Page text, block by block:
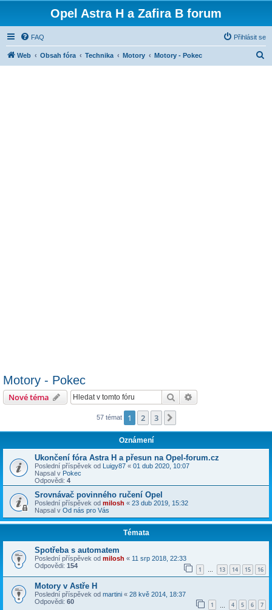
Opel Astra H a Zafira B forum
FAQ Přihlásit se
Web Obsah fóra Technika Motory Motory - Pokec
Motory - Pokec
Nové téma Hledat
57 témat 1 2 3
Oznámení
Ukončení fóra Astra H a přesun na Opel-forum.cz
Poslední příspěvek od Luigy87 « 01 dub 2020, 10:07
Napsal v Pokec
Odpovědi: 4
Srovnávač povinného ručení Opel
Poslední příspěvek od milosh « 23 dub 2019, 15:32
Napsal v Od nás pro Vás
Témata
Spotřeba s automatem
Poslední příspěvek od milosh « 11 srp 2018, 22:33
Odpovědi: 154 1 … 13 14 15 16
Motory v Astře H
Poslední příspěvek od martini « 28 kvě 2014, 18:37
Odpovědi: 60 1 4 5 6 7